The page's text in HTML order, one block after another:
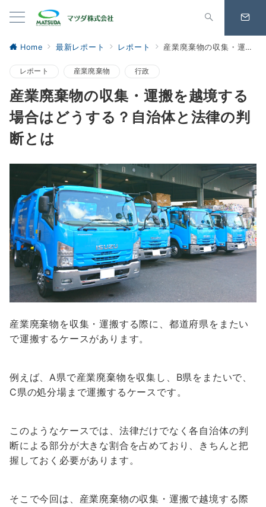
Home 最新レポート レポート 産業廃棄物の収集・運搬を越境する場合はどうする？自治体と法律の判断とは
レポート 産業廃棄物 行政
産業廃棄物の収集・運搬を越境する
場合はどうする？自治体と法律の判
断とは
産業廃棄物を収集・運搬する際に、都道府県をまたい
で運搬するケースがあります。
例えば、A県で産業廃棄物を収集し、B県をまたいで、
C県の処分場まで運搬するケースです。
このようなケースでは、 法律だけでなく各自治体の判
断による部分が大きな割合を占めており 、きちんと把
握しておく必要があります。
そこで今回は、産業廃棄物の収集・運搬で越境する際